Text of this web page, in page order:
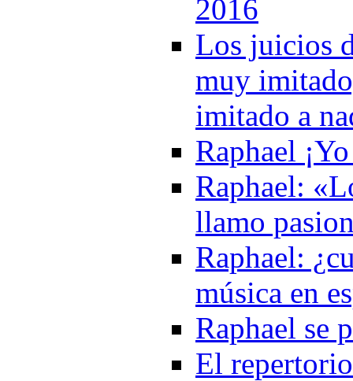
2016
Los juicios
muy
imitado a
Raphael
Raphael:
llamo
Raphael:
música en
Raphael se
El